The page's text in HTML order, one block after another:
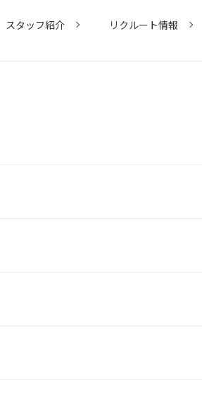
スタッフ紹介 リクルート情報